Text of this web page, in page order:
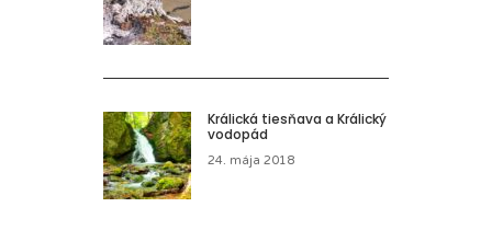
Králická tiesňava a Králický
vodopád
24. mája 2018